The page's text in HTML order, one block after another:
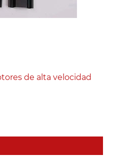
de alta velocidad